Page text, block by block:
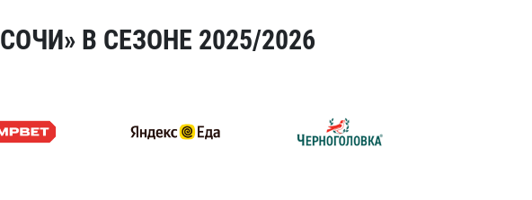
В СЕЗОНЕ 2025/2026